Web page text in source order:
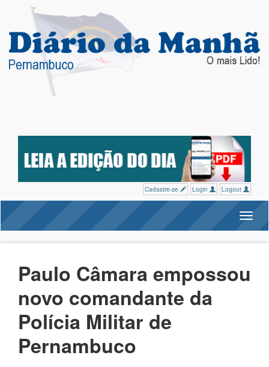
Cadastre-se Login Logout
Paulo Câmara empossou
novo comandante da
Polícia Militar de
Pernambuco